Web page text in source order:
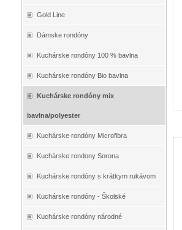
Gold Line
Dámske rondóny
Kuchárske rondóny 100 % bavlna
Kuchárske rondóny Bio bavlna
Kuchárske rondóny mix
bavlna/polyester
Kuchárske rondóny Microfibra
Kuchárske rondony Sorona
Kuchárske rondóny s krátkym rukávom
Kuchárske rondóny - Školské
Kuchárske rondóny národné